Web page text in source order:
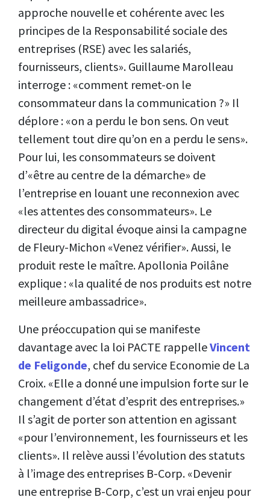
approche nouvelle et cohérente avec les
principes de la Responsabilité sociale des
entreprises (RSE) avec les salariés,
fournisseurs, clients». Guillaume Marolleau
interroge : «comment remet-on le
consommateur dans la communication ?» Il
déplore : «on a perdu le bon sens. On veut
tellement tout dire qu’on en a perdu le sens».
Pour lui, les consommateurs se doivent
d’«être au centre de la démarche» de
l’entreprise en louant une reconnexion avec
«les attentes des consommateurs». Le
directeur du digital évoque ainsi la campagne
de Fleury-Michon «Venez vérifier». Aussi, le
produit reste le maître. Apollonia Poilâne
explique : «la qualité de nos produits est notre
meilleure ambassadrice».
Une préoccupation qui se manifeste
davantage avec la loi PACTE rappelleVincent
de Feligonde, chef du service Economie de La
Croix. «Elle a donné une impulsion forte sur le
changement d’état d’esprit des entreprises.»
Il s’agit de porter son attention en agissant
«pour l’environnement, les fournisseurs et les
clients». Il relève aussi l’évolution des statuts
à l’image des entreprises B-Corp. «Devenir
une entreprise B-Corp, c’est un vrai enjeu pour